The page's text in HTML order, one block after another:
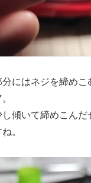
にはネジを締めこ
傾いて締めこんだ
。